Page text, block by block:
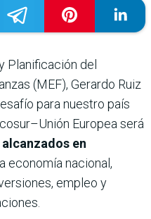
Planificación del
(MEF), Gerardo Ruiz
para nuestro país
Europea será
en
economía nacional,
empleo y